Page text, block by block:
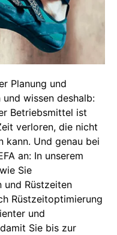
Planung und
wissen deshalb:
Betriebsmittel ist
verloren, die nicht
Und genau bei
an: In unserem
Sie
und Rüstzeiten
Rüstzeitoptimierung
und
Sie bis zur